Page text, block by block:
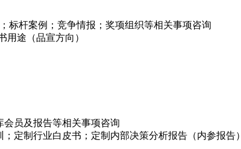
标杆案例；竞争情报；奖项组织等相关事项咨询
途（品宣方向）
员及报告等相关事项咨询
定制行业白皮书；定制内部决策分析报告（内参报告）